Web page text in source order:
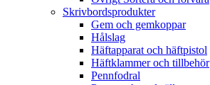
Skrivbordsprodukter
Gem och gemkoppar
Hålslag
Häftapparat och häftpistol
Häftklammer och tillbehör
Pennfodral